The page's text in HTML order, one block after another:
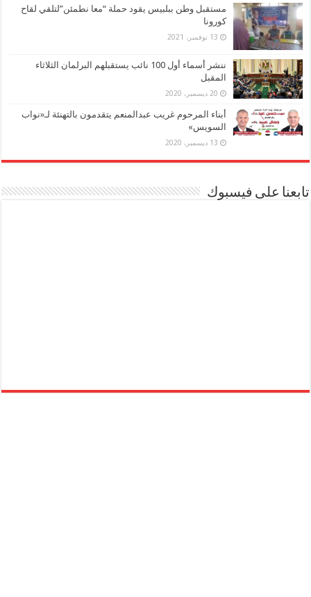
مستقبل وطن ببلبيس يقود حملة “معا نطمئن”لتلقي لقاح
كورونا
13 نوفمبر، 2021
ننشر أسماء أول 100 نائب يستقبلهم البرلمان الثلاثاء
المقبل
20 ديسمبر، 2020
أبناء المرحوم غريب عبدالمنعم يتقدمون بالتهنئة لـ«نواب
السويس»
13 ديسمبر، 2020
تابعنا على فيسبوك